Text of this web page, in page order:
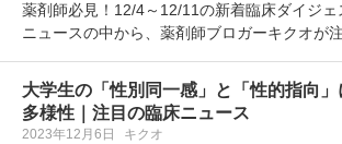
薬剤師必見！12/4～12/11の新着臨床ダイジェ
ニュースの中から、薬剤師ブロガーキクオが注
大学生の「性別同一感」と「性的指向」
多様性｜注目の臨床ニュース
2023年12月6日 キクオ